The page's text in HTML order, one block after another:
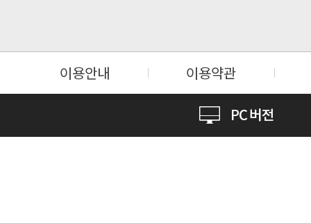
이용안내 이용약관